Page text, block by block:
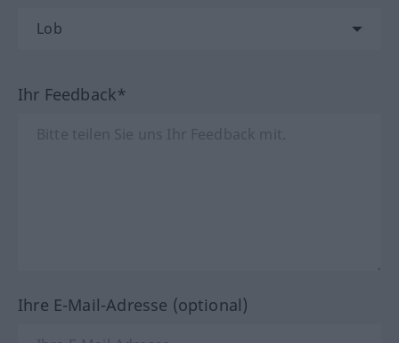
Ihr Feedback*
Ihre E-Mail-Adresse (optional)